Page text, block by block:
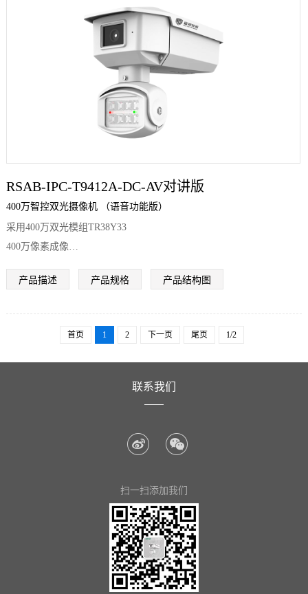
RSAB-IPC-T9412A-DC-AV对讲版
400万智控双光摄像机 （语音功能版）
采用400万双光模组TR38Y33
400万像素成像
产品描述
产品规格 产品结构图
首页 1 2 下一页 尾页 1/2
联系我们
扫一扫添加我们